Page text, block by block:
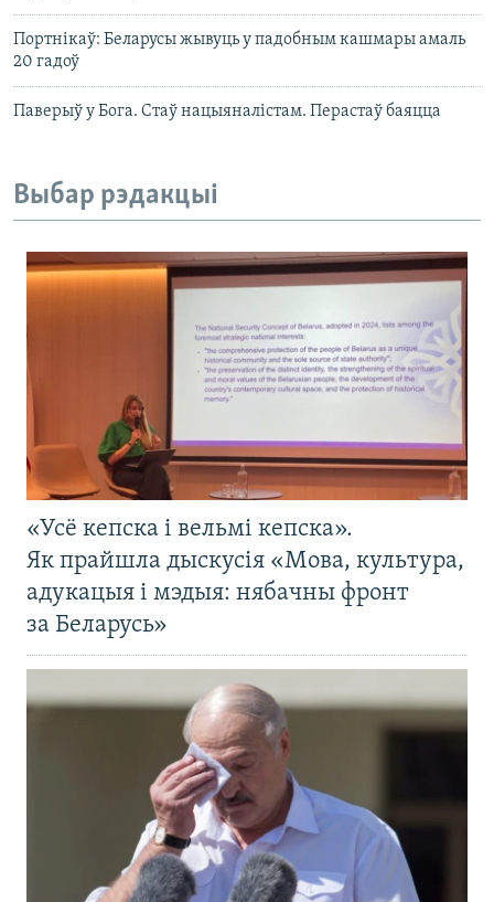
Портнікаў: Беларусы жывуць у падобным кашмары амаль
20 гадоў
Паверыў у Бога. Стаў нацыяналістам. Перастаў баяцца
Выбар рэдакцыі
«Усё кепска і вельмі кепска».
Як прайшла дыскусія «Мова, культура,
адукацыя і мэдыя: нябачны фронт
за Беларусь»